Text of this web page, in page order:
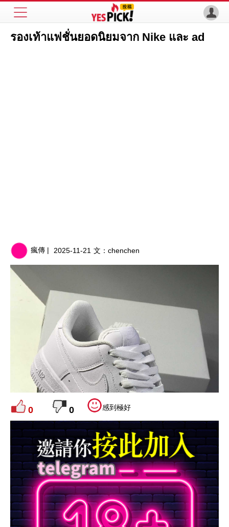
รองเท้าแฟชั่นยอดนิยมจาก Nike และ ad
瘋傳 | 2025-11-21 文： chenchen
0 0 感到極好